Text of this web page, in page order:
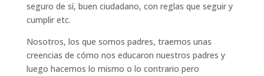
seguro de sí, buen ciudadano, con reglas que seguir y
cumplir etc.
Nosotros, los que somos padres, traemos unas
creencias de cómo nos educaron nuestros padres y
luego hacemos lo mismo o lo contrario pero